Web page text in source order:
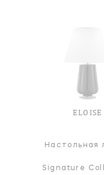
ELOISE
Настольная
Signature